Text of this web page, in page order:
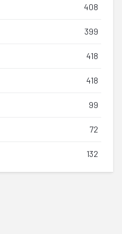
408
399
418
418
99
72
132